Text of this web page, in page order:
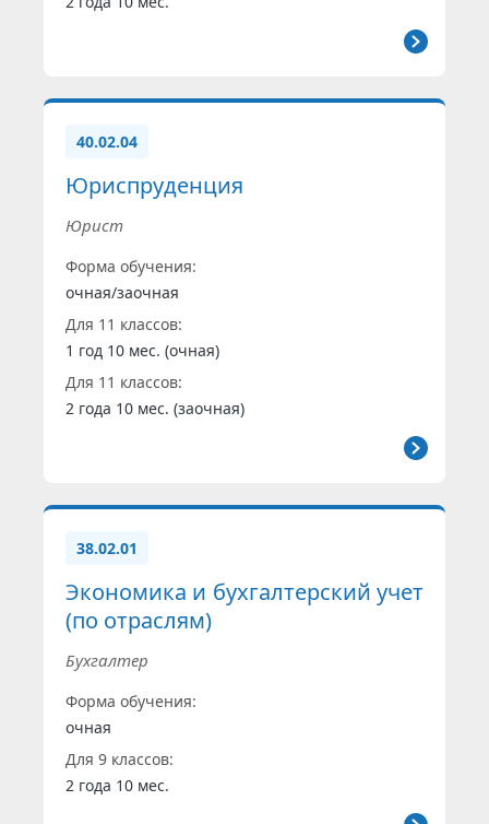
40.02.04
Юриспруденция
Юрист
Форма обучения:
очная/заочная
Для 11 классов:
1 год 10 мес. (очная)
Для 11 классов:
2 года 10 мес. (заочная)
38.02.01
Экономика и бухгалтерский учет
(по отраслям)
Бухгалтер
Форма обучения:
очная
Для 9 классов:
2 года 10 мес.